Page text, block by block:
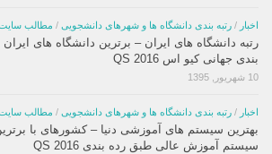
اخبار / رتبه بندی دانشگاه ها و شهرهای دانشجویی / مطالب
رتبه دانشگاه های ایران – برترین دانشگاه های ایران
بندی جهانی کیو اس QS 2016
10 شهریور, 1395
اخبار / رتبه بندی دانشگاه ها و شهرهای دانشجویی / مطالب
بهترین سیستم های آموزشی دنیا – کشورهای با
سیستم آموزش عالی طبق رده بندی QS 2016